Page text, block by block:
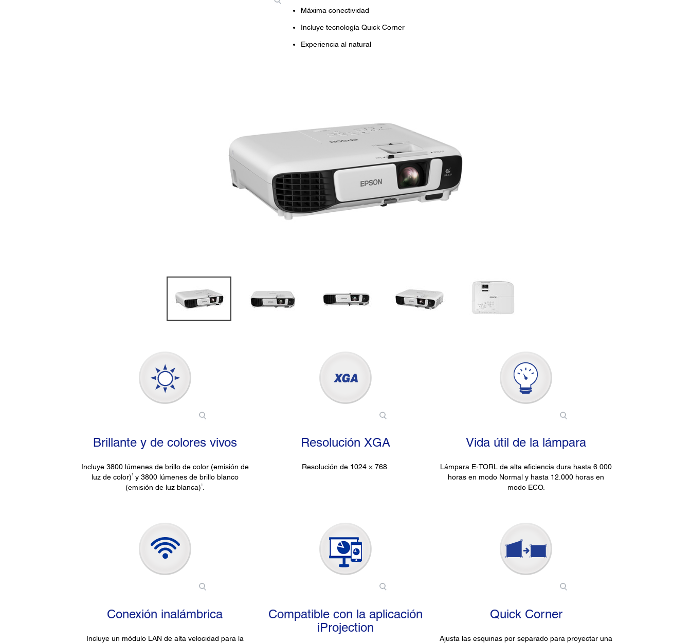
Máxima conectividad
Incluye tecnología Quick Corner
Experiencia al natural
Brillante y de colores vivos
Incluye 3800 lúmenes de brillo de color (emisión de
luz de color)1y 3800 lúmenes de brillo blanco
(emisión de luz blanca)1.
Resolución XGA
Resolución de 1024 × 768.
Vida útil de la lámpara
Lámpara E-TORL de alta eficiencia dura hasta 6.000
horas en modo Normal y hasta 12.000 horas en
modo ECO.
Conexión inalámbrica
Incluye un módulo LAN de alta velocidad para la
Compatible con la aplicación
iProjection
Quick Corner
Ajusta las esquinas por separado para proyectar una